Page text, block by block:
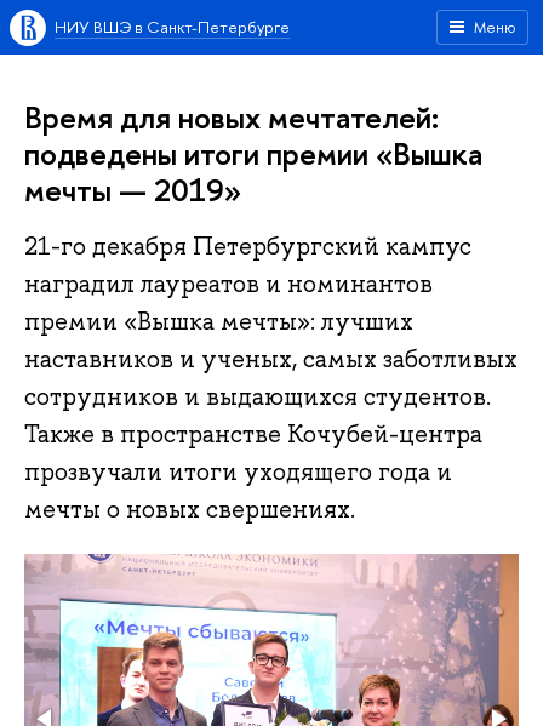
Меню
НИУ ВШЭ в Санкт-Петербурге
Время для новых мечтателей:
подведены итоги премии «Вышка
мечты — 2019»
21-го декабря Петербургский кампус
наградил лауреатов и номинантов
премии «Вышка мечты»: лучших
наставников и ученых, самых заботливых
сотрудников и выдающихся студентов.
Также в пространстве Кочубей-центра
прозвучали итоги уходящего года и
мечты о новых свершениях.